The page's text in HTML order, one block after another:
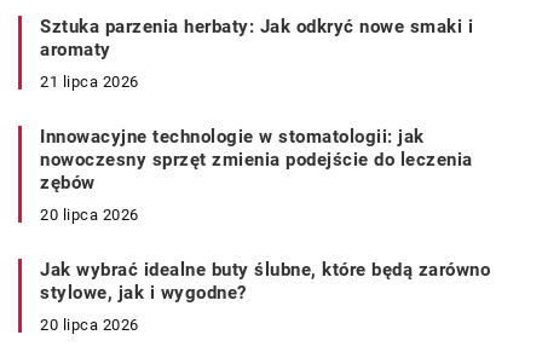
Sztuka parzenia herbaty: Jak odkryć nowe smaki i
aromaty
21 lipca 2026
Innowacyjne technologie w stomatologii: jak
nowoczesny sprzęt zmienia podejście do leczenia
zębów
20 lipca 2026
Jak wybrać idealne buty ślubne, które będą zarówno
stylowe, jak i wygodne?
20 lipca 2026